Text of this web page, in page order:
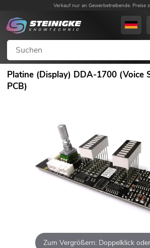
Verkauf nur an Gewerbetreibende. Preise
Platine (Display) DDA-1700 (Voice
PCB)
Zum Vergrößern: Doppelklick